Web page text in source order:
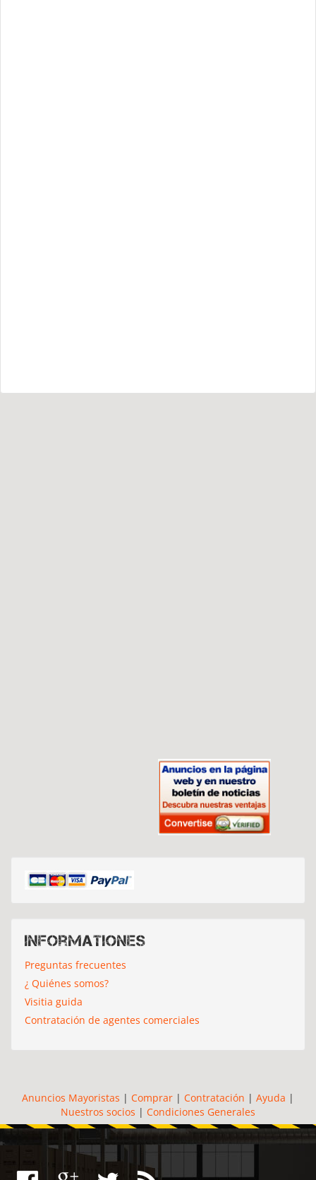
Informationes
Preguntas frecuentes
¿ Quiénes somos?
Visitia guida
Contratación de agentes comerciales
Anuncios Mayoristas | Comprar | Contratación | Ayuda |
Nuestros socios | Condiciones Generales